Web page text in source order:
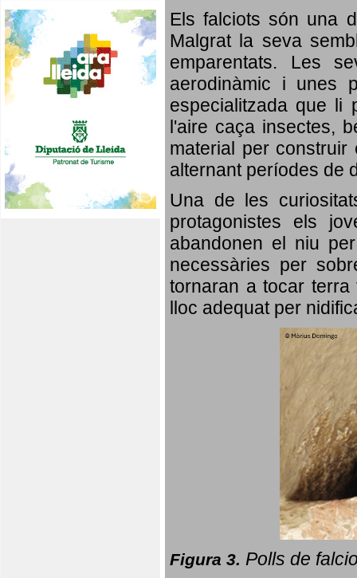
Els falciots són una
Malgrat la seva
emparentats. Les
aerodinàmic i unes
especialitzada que li
l'aire caça insectes,
material per
alternant períodes de
Una de les
protagonistes els
abandonen el niu
necessàries per
tornaran a tocar
lloc adequat per
Figura 3. Polls de